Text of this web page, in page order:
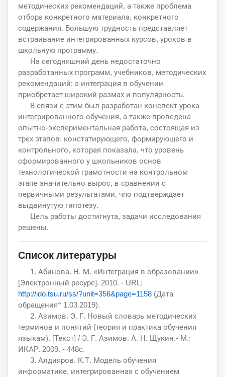
методических рекомендаций, а также проблема
отбора конкретного материала, конкретного
содержания. Большую трудность представляет
встраивание интегрированных курсов, уроков в
школьную программу.
На сегодняшний день недостаточно
разработанных программ, учебников, методических
рекомендаций: а интеграция в обучении
приобретает широкий размах и популярность.
В связи с этим был разработан конспект урока
интегрированного обучения, а также проведена
опытно-экспериментальная работа, состоящая из
трех этапов: констатирующего, формирующего и
контрольного, которая показала, что уровень
сформированного у школьников основ
технологической грамотности на контрольном
этапе значительно вырос, в сравнении с
первичными результатами, чnо подтверждает
выдвинутую гипотезу.
Цель работы достигнута, задачи исследования
решены.
Список литературы
1. Абинова. Н. М. «Интеграция в образовании»
[Электронный ресурс]. 2010. - URL:
http://ido.tsu.ru/ss/?unit=356&page=1158 (Дата
обращения^ 1.03.2019).
2. Азимов. Э. Г. Новый словарь методических
терминов и понятий (теория и практика обучения
языкам). [Текст] / Э. Г. Азимов. А. Н. Щукин.- М.:
ИКАР. 2009. - 448с.
3. Алдияров. К.Т. Модель обучения
информатике, интегрированная с обучением